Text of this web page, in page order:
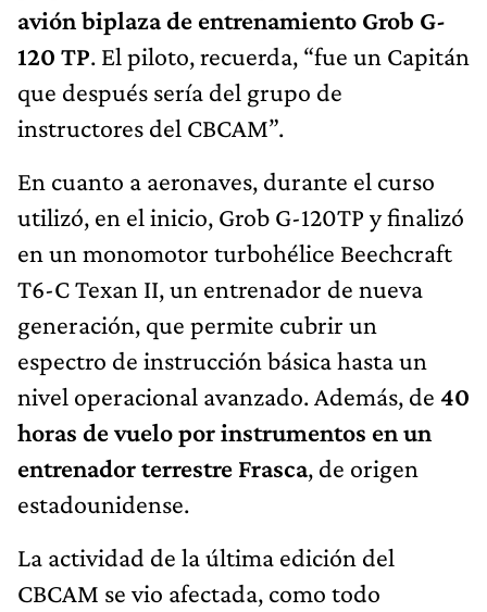
avión biplaza de entrenamiento Grob G-
120 TP. El piloto, recuerda, “fue un Capitán
que después sería del grupo de
instructores del CBCAM”.
En cuanto a aeronaves, durante el curso
utilizó, en el inicio, Grob G-120TP y finalizó
en un monomotor turbohélice Beechcraft
T6-C Texan II, un entrenador de nueva
generación, que permite cubrir un
espectro de instrucción básica hasta un
nivel operacional avanzado. Además, de 40
horas de vuelo por instrumentos en un
entrenador terrestre Frasca, de origen
estadounidense.
La actividad de la última edición del
CBCAM se vio afectada, como todo